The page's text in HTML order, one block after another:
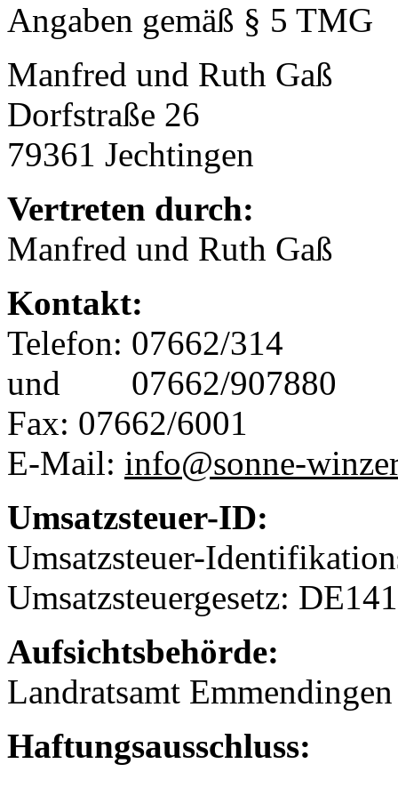
Angaben gemäß § 5 TMG
Manfred und Ruth Gaß
Dorfstraße 26
79361 Jechtingen
Vertreten durch:
Manfred und Ruth Gaß
Kontakt:
Telefon: 07662/314
und 07662/907880
Fax: 07662/6001
E-Mail: info@sonne-
Umsatzsteuer-ID:
Umsatzsteuer-
Umsatzsteuergesetz:
Aufsichtsbehörde:
Landratsamt Emmendingen
Haftungsausschluss: